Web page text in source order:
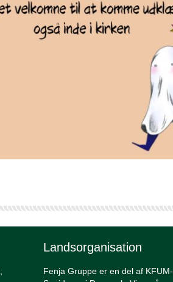
Landsorganisation
Fenja Gruppe er en del af KFUM-